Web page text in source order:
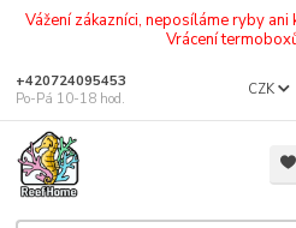
Vážení zákazníci, neposíláme ryby
Vrácení
CZK
+420724095453
Po-Pá 10-18 hod.